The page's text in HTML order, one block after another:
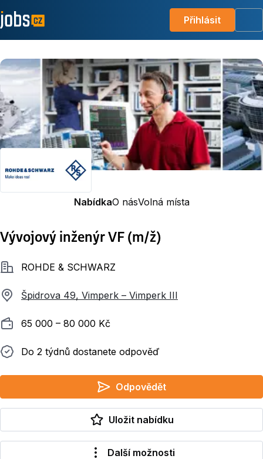
Přihlásit
NabídkaO násVolná místa
Vývojový inženýr VF (m/ž)
SpolečnostROHDE & SCHWARZ
Špidrova 49, Vimperk – Vimperk III
Plat 65 000 ‍–‍ 80 000 Kč
Do 2 týdnů dostanete odpověď
Do 2 týdnů dostanete odpověď
Odpovědět
Uložit nabídku
Další možnosti